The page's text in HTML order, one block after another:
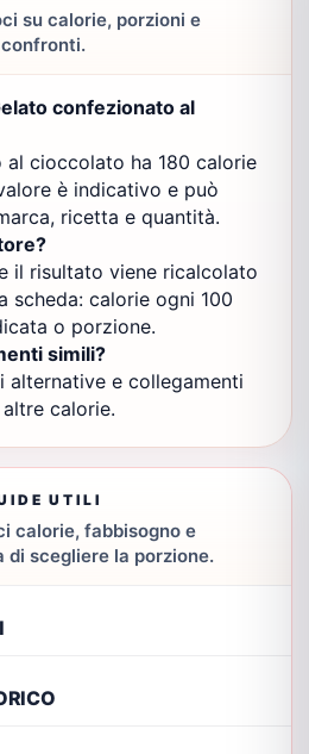
su calorie, porzioni e
confronti.
confezionato al
cioccolato ha 180 calorie
è indicativo e può
ricetta e quantità.
il risultato viene ricalcolato
scheda: calorie ogni 100
o porzione.
simili?
alternative e collegamenti
calorie.
UTILI
calorie, fabbisogno e
di scegliere la porzione.